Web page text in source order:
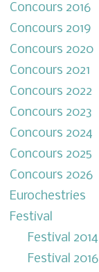
Concours 2016
Concours 2019
Concours 2020
Concours 2021
Concours 2022
Concours 2023
Concours 2024
Concours 2025
Concours 2026
Eurochestries
Festival
Festival 2014
Festival 2016